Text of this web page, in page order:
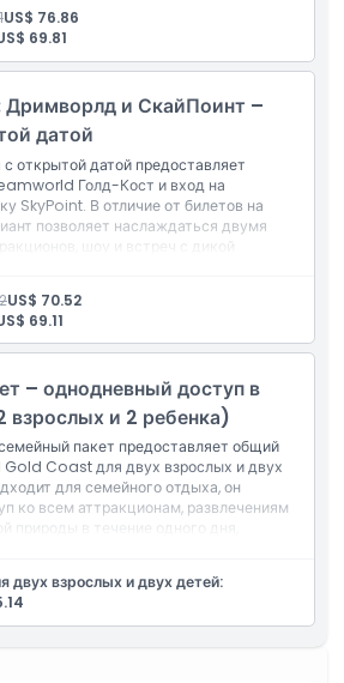
детей и взрослых
знать
семьи, захватывающие
и интерактивные встречи.
в Dreamworld
US$ 76.86
69.81
Дримворлд и СкайПоинт –
датой
открытой датой предоставляет
Голд-Кост и вход на
SkyPoint. В отличие от билетов на
позволяет наслаждаться двумя
шоу и встреч с дикой
города с SkyPoint. Идеально
которые хотят исследовать всё в
расслабленным темпом.
на один день на смотровую
два отдельных дня в течение семи
US$ 70.52
69.11
– однодневный доступ в
и 2 ребенка)
пакет предоставляет общий
Coast для двух взрослых и двух
для семейного отдыха, он
ко всем аттракционам, развлечениям
природы в течение одного дня,
вместе в Dreamworld.
билет в Dreamworld для 2
двух взрослых и двух детей: